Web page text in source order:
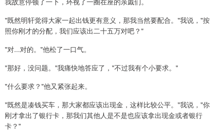
"既然明轩觉得大家一起出钱更有意义，那我当然要配合。"我说，"按
照你刚才的分配，我们应该出二十五万对吧？"
"对...对的。"他松了一口气。
"那好，没问题。"我痛快地答应了，"不过我有个小要求。"
"什么要求？"他又紧张起来。
"既然是凑钱买车，那大家都应该出现金，这样比较公平。"我说，"你
刚才拿出了银行卡，那我们其他人是不是也应该拿出现金或者银行
卡？"